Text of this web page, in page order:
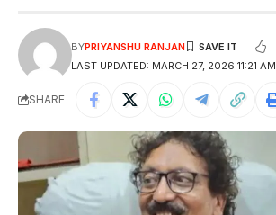
LAST UPDATED: MARCH 27, 2026 11:21 AM
BYPRIYANSHU RANJAN
SHARE